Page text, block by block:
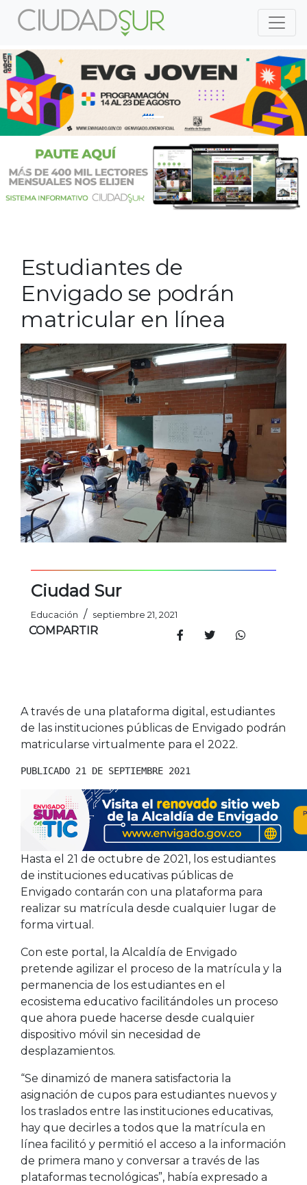
Previous
Previous
Estudiantes de
Envigado se podrán
matricular en línea
Ciudad Sur
Educación / septiembre 21, 2021
COMPARTIR
A través de una plataforma digital, estudiantes
de las instituciones públicas de Envigado podrán
matricularse virtualmente para el 2022.
PUBLICADO 21 DE SEPTIEMBRE 2021
Hasta el 21 de octubre de 2021, los estudiantes
de instituciones educativas públicas de
Envigado contarán con una plataforma para
realizar su matrícula desde cualquier lugar de
forma virtual.
Con este portal, la Alcaldía de Envigado
pretende agilizar el proceso de la matrícula y la
permanencia de los estudiantes en el
ecosistema educativo facilitándoles un proceso
que ahora puede hacerse desde cualquier
dispositivo móvil sin necesidad de
desplazamientos.
“Se dinamizó de manera satisfactoria la
asignación de cupos para estudiantes nuevos y
los traslados entre las instituciones educativas,
hay que decirles a todos que la matrícula en
línea facilitó y permitió el acceso a la información
de primera mano y conversar a través de las
plataformas tecnológicas”, había expresado a